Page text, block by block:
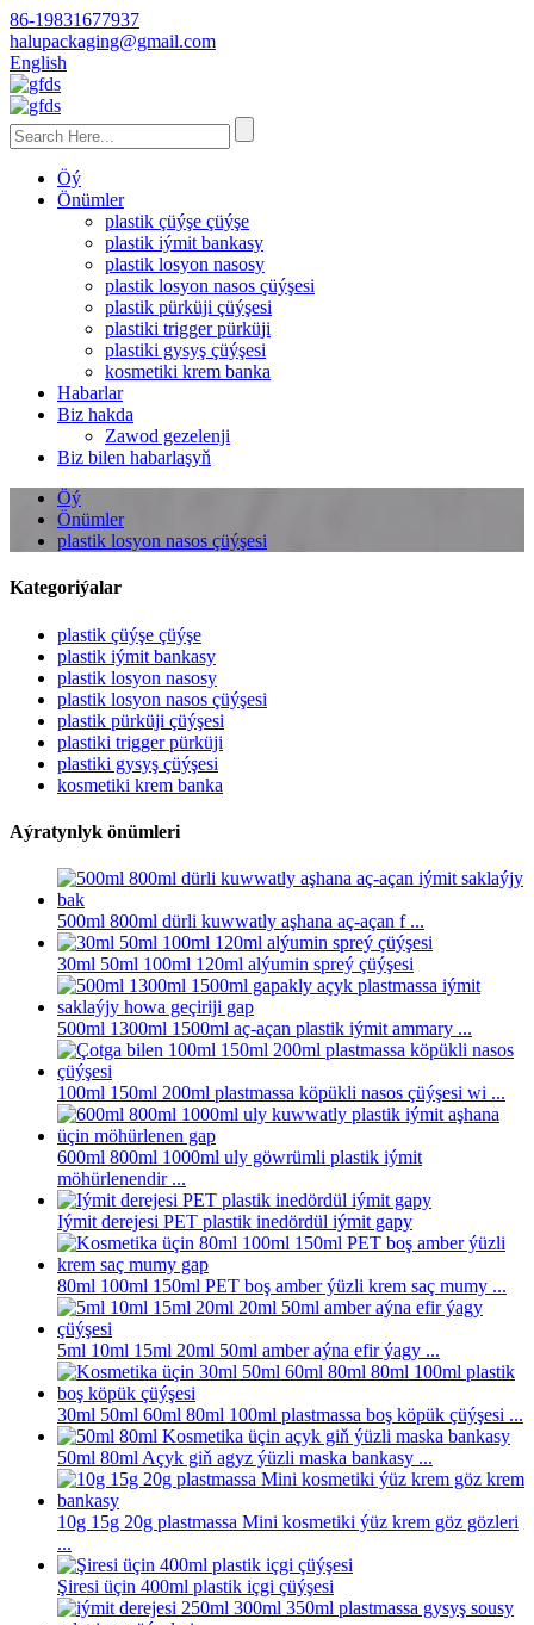
86-19831677937
halupackaging@gmail.com
English
Öý
Önümler
plastik çüýşe çüýşe
plastik iýmit bankasy
plastik losyon nasosy
plastik losyon nasos çüýşesi
plastik pürküji çüýşesi
plastiki trigger pürküji
plastiki gysyş çüýşesi
kosmetiki krem ​​banka
Habarlar
Biz hakda
Zawod gezelenji
Biz bilen habarlaşyň
Öý
Önümler
plastik losyon nasos çüýşesi
Kategoriýalar
plastik çüýşe çüýşe
plastik iýmit bankasy
plastik losyon nasosy
plastik losyon nasos çüýşesi
plastik pürküji çüýşesi
plastiki trigger pürküji
plastiki gysyş çüýşesi
kosmetiki krem ​​banka
Aýratynlyk önümleri
500ml 800ml dürli kuwwatly aşhana aç-açan f ...
30ml 50ml 100ml 120ml alýumin spreý çüýşesi
500ml 1300ml 1500ml aç-açan plastik iýmit ammary ...
100ml 150ml 200ml plastmassa köpükli nasos çüýşesi wi ...
600ml 800ml 1000ml uly göwrümli plastik iýmit
möhürlenendir ...
Iýmit derejesi PET plastik inedördül iýmit gapy
80ml 100ml 150ml PET boş amber ýüzli krem ​​saç mumy ...
5ml 10ml 15ml 20ml 50ml amber aýna efir ýagy ...
30ml 50ml 60ml 80ml 100ml plastmassa boş köpük çüýşesi ...
50ml 80ml Açyk giň agyz ýüzli maska ​​bankasy ...
10g 15g 20g plastmassa Mini kosmetiki ýüz krem ​​göz gözleri
...
Şiresi üçin 400ml plastik içgi çüýşesi